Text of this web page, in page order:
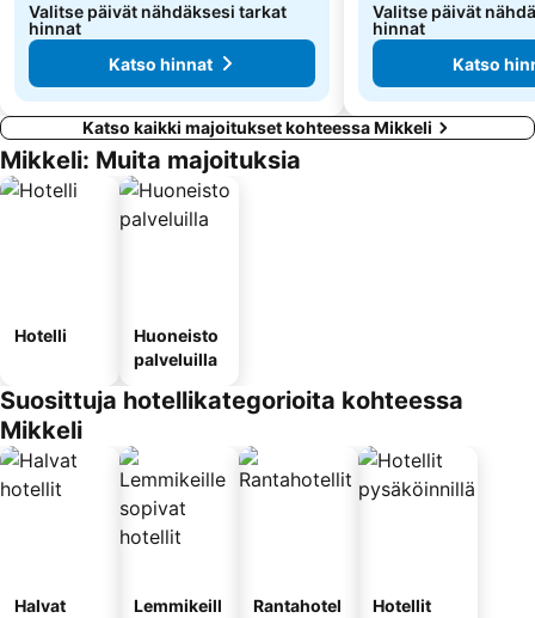
Valitse päivät nähdäksesi tarkat
hinnat
Katso hinnat
Valitse päivät
hinnat
Katso
Katso kaikki majoitukset kohteessa Mikkeli
Mikkeli: Muita majoituksia
Hotelli
Huoneisto
palveluilla
Suosittuja hotellikategorioita kohteessa
Mikkeli
Halvat
Lemmikeill
Rantahotel
Hotellit